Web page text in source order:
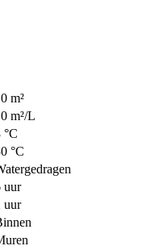
m²
m²/L
°C
°C
uur
uur